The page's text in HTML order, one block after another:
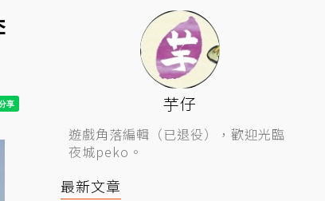
芋仔
遊戲角落編輯（已退役），歡迎光臨
夜城peko。
最新文章